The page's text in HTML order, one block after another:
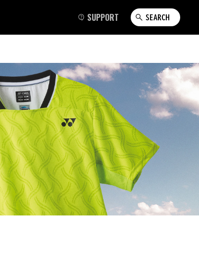
SUPPORT SEARCH